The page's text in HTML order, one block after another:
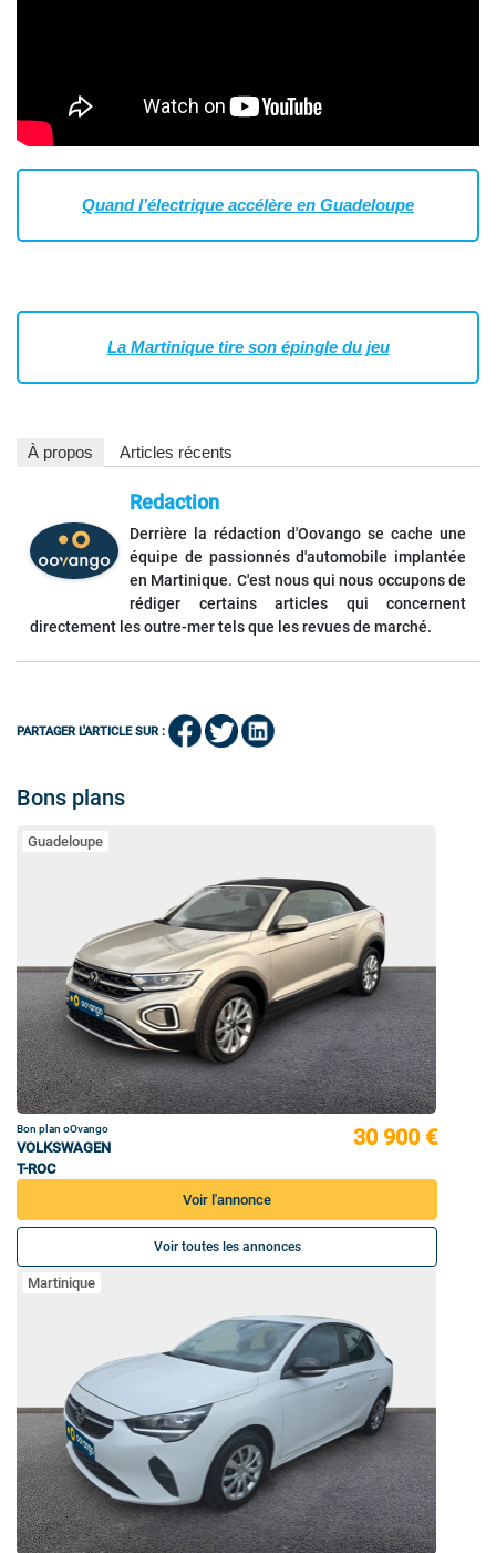
Quand l’électrique accélère en Guadeloupe
La Martinique tire son épingle du jeu
À propos Articles récents
Redaction
Derrière la rédaction d'Oovango se cache une
équipe de passionnés d'automobile implantée
en Martinique. C'est nous qui nous occupons de
rédiger certains articles qui concernent
directement les outre-mer tels que les revues de marché.
PARTAGER L'ARTICLE SUR :
Bons plans
Guadeloupe
Bon plan oOvango
VOLKSWAGEN
T-ROC
30 900 €
Voir l'annonce
Voir toutes les annonces
Martinique